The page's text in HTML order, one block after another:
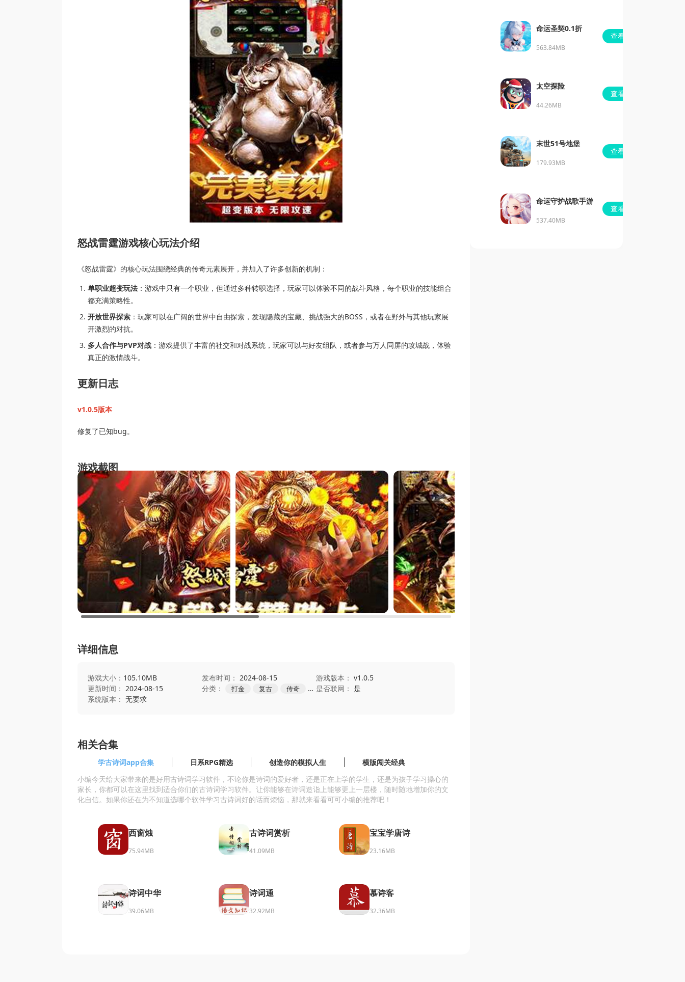
怒战雷霆游戏核心玩法介绍
《怒战雷霆》的核心玩法围绕经典的传奇元素展开，并加入了许多创新的机制：
单职业超变玩法 ：游戏中只有一个职业，但通过多种转职选择，玩家可以体验不同的战斗风格，每个职业的技能组合
都充满策略性。
开放世界探索 ：玩家可以在广阔的世界中自由探索，发现隐藏的宝藏、挑战强大的BOSS，或者在野外与其他玩家展
开激烈的对抗。
多人合作与PVP对战 ：游戏提供了丰富的社交和对战系统，玩家可以与好友组队，或者参与万人同屏的攻城战，体验
真正的激情战斗。
更新日志
v1.0.5版本
修复了已知bug。
游戏截图
详细信息
游戏大小： 105.10MB 发布时间： 2024-08-15 游戏版本： v1.0.5
更新时间： 2024-08-15 分类： 打金 复古 传奇 角色扮演 冒险
是否联网： 是
系统版本： 无要求
相关合集
学古诗词app合集 日系RPG精选 创造你的模拟人生
横版闯关经典
小编今天给大家带来的是好用古诗词学习软件，不论你是诗词的爱好者，还是正在上学的学生，还是为孩子学习操心的
家长，你都可以在这里找到适合你们的古诗词学习软件。让你能够在诗词造诣上能够更上一层楼，随时随地增加你的文
化自信。如果你还在为不知道选哪个软件学习古诗词好的话而烦恼，那就来看看可可小编的推荐吧！
西窗烛
75.94MB
古诗词赏析
41.09MB
宝宝学唐诗
23.16MB
诗词中华
39.06MB
诗词通
32.92MB
慕诗客
32.36MB
命运圣契0.1折
563.84MB
查看
太空探险
44.26MB
查看
末世51号地堡
179.93MB
查看
命运守护战歌手游
537.40MB
查看